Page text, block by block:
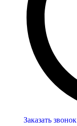
Заказать звонок